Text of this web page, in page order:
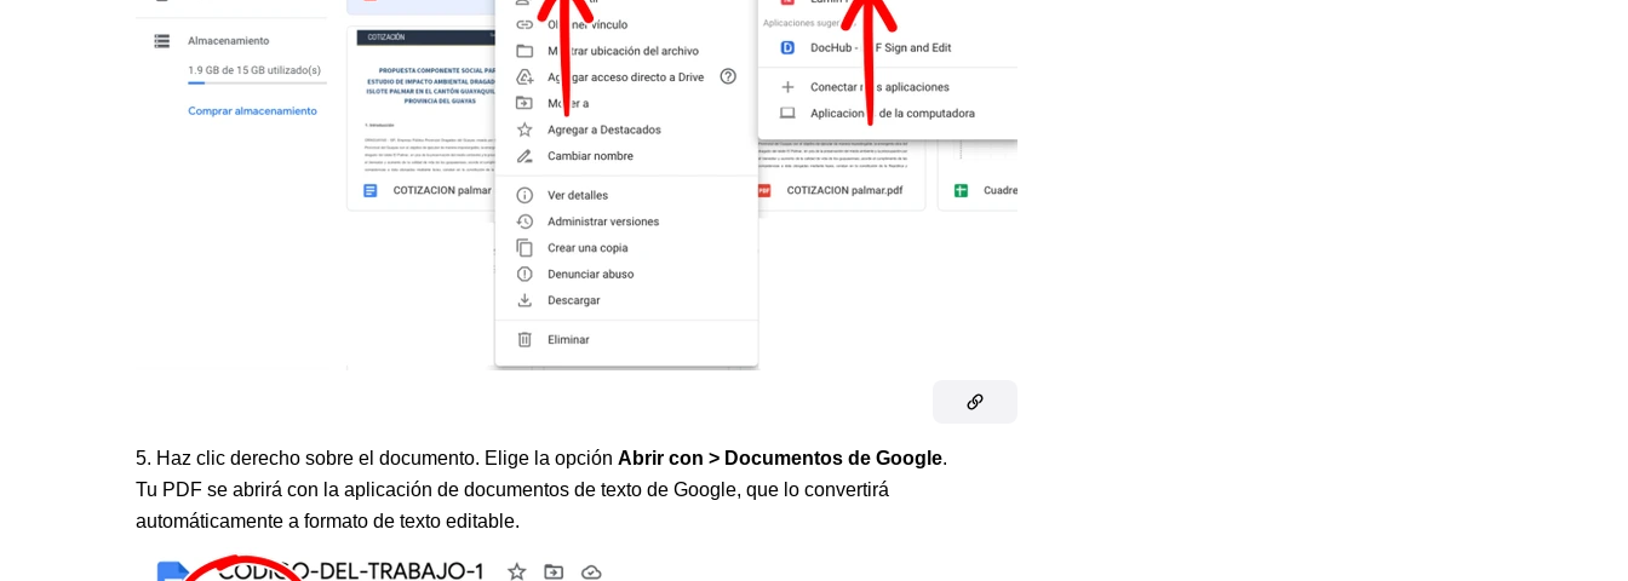
5. Haz clic derecho sobre el documento. Elige la opción Abrir con > Documentos de Google.
Tu PDF se abrirá con la aplicación de documentos de texto de Google, que lo convertirá
automáticamente a formato de texto editable.